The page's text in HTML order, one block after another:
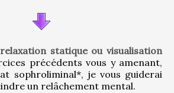
statique ou visualisation
précédents vous y amenant,
sophroliminal*, je vous guiderai
un relâchement mental.